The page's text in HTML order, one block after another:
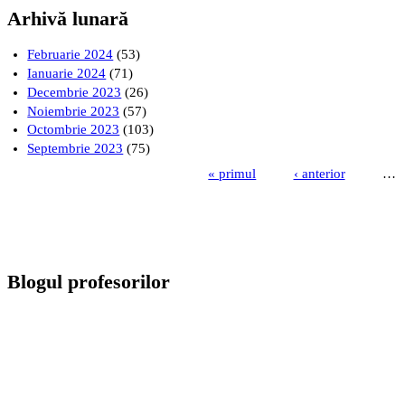
Arhivă lunară
Februarie 2024 (53)
Ianuarie 2024 (71)
Decembrie 2023 (26)
Noiembrie 2023 (57)
Octombrie 2023 (103)
Septembrie 2023 (75)
« primul ‹ anterior …
Blogul profesorilor